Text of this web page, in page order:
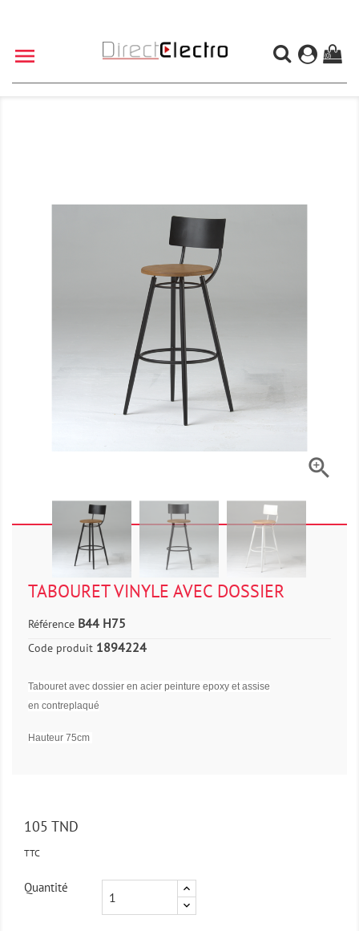
 (0)

TABOURET VINYLE AVEC DOSSIER
Référence B44 H75
Code produit 1894224
Tabouret avec dossier en acier peinture epoxy et assise
en contreplaqué
Hauteur 75cm
105 TND
TTC
Quantité